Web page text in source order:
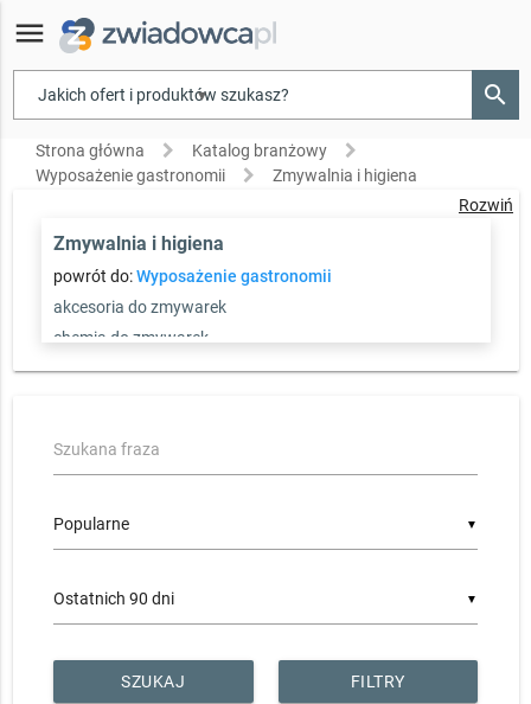
menu
▾ search
Strona główna
Katalog branżowy
Wyposażenie gastronomii
Zmywalnia i higiena
Rozwiń
Zmywalnia i higiena
powrót do:Wyposażenie gastronomii
akcesoria do zmywarek
chemia do zmywarek
Zmywarki gastronomiczne
Szukana fraza
▼
▼
FILTRY